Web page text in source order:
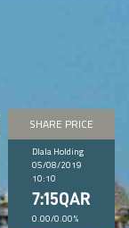
SHARE PRICE
Dlala Holding
05/08/2019
10:10
7:15QAR
0.00/0.00%